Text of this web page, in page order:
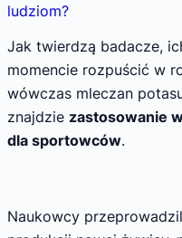
ludziom?
Jak twierdzą badacze,
momencie rozpuścić w
wówczas mleczan
znajdzie zastosowanie
dla sportowców.
Naukowcy